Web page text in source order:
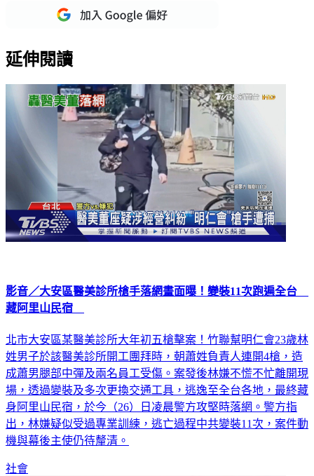
延伸閱讀
影音／大安區醫美診所槍手落網畫面曝！變裝11次跑遍全台
藏阿里山民宿
北市大安區某醫美診所大年初五槍擊案！竹聯幫明仁會23歲林
姓男子於該醫美診所開工團拜時，朝蕭姓負責人連開4槍，造
成蕭男腿部中彈及兩名員工受傷。案發後林嫌不慌不忙離開現
場，透過變裝及多次更換交通工具，逃逸至全台各地，最終藏
身阿里山民宿，於今（26）日凌晨警方攻堅時落網。警方指
出，林嫌疑似受過專業訓練，逃亡過程中共變裝11次，案件動
機與幕後主使仍待釐清。
社會